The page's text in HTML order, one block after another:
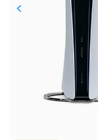
25
Добавляйте
в корзину
%